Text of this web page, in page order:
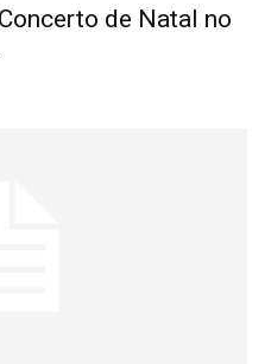
de Natal no